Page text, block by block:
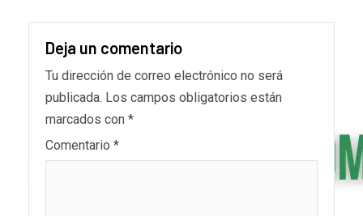
Deja un comentario
Tu dirección de correo electrónico no será
publicada. Los campos obligatorios están
marcados con *
Comentario *